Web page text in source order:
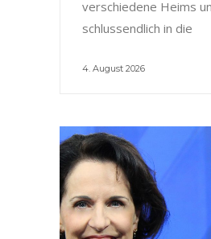
verschiedene Heims
schlussendlich in die
4. August 2026